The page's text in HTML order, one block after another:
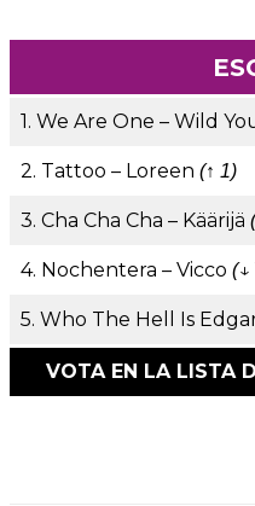
1. We Are One – Wild
2. Tattoo – Loreen (↑ 1)
3. Cha Cha Cha – Käärijä
4. Nochentera – Vicco (↓
5. Who The Hell Is
VOTA EN LA LISTA